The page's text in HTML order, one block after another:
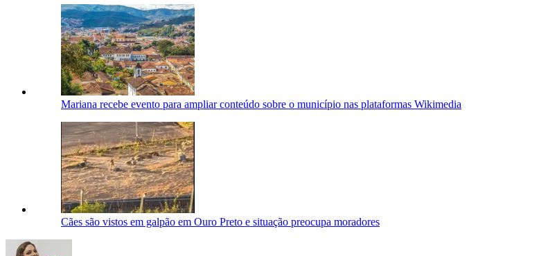
Mariana recebe evento para ampliar conteúdo sobre o município nas plataformas Wikimedia
Cães são vistos em galpão em Ouro Preto e situação preocupa moradores